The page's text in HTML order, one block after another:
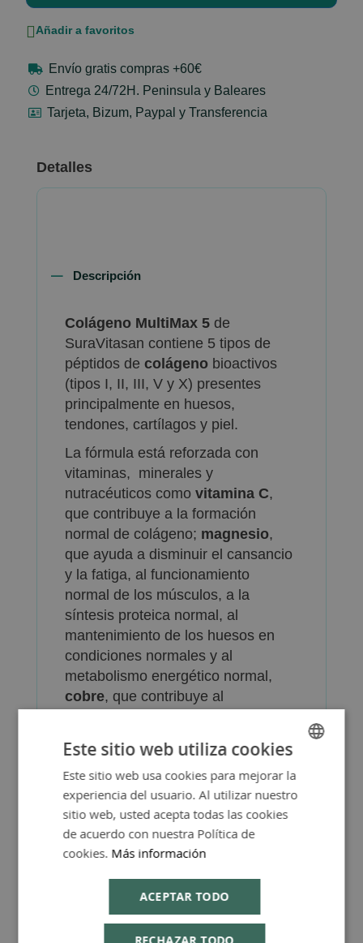
Añadir a favoritos
Envío gratis compras +60€
Entrega 24/72H. Peninsula y Baleares
Tarjeta, Bizum, Paypal y Transferencia
Detalles
Descripción
Colágeno MultiMax 5 de
SuraVitasan contiene 5 tipos de
péptidos decolágeno bioactivos
(tipos I, II, III, V y X) presentes
principalmente en huesos,
tendones, cartílagos y piel.
La fórmula está reforzada con
vitaminas, minerales y
nutracéuticos comovitamina C,
que contribuye a la formación
normal de colágeno; magnesio,
que ayuda a disminuir el cansancio
y la fatiga, al funcionamiento
normal de los músculos, a la
síntesis proteica normal, al
mantenimiento de los huesos en
condiciones normales y al
metabolismo energético normal,
cobre, que contribuye al
funcionamiento normal del sistema
inmunitario. Contine ademásácido
hialurónico, silicio, harpagofito y
ácido málico.
Más Información
SPANISH
ENGLISH
Este sitio web utiliza cookies
Este sitio web usa cookies para mejorar la
experiencia del usuario. Al utilizar nuestro
sitio web, usted acepta todas las cookies
de acuerdo con nuestra Política de
cookies. Más información
ACEPTAR TODO